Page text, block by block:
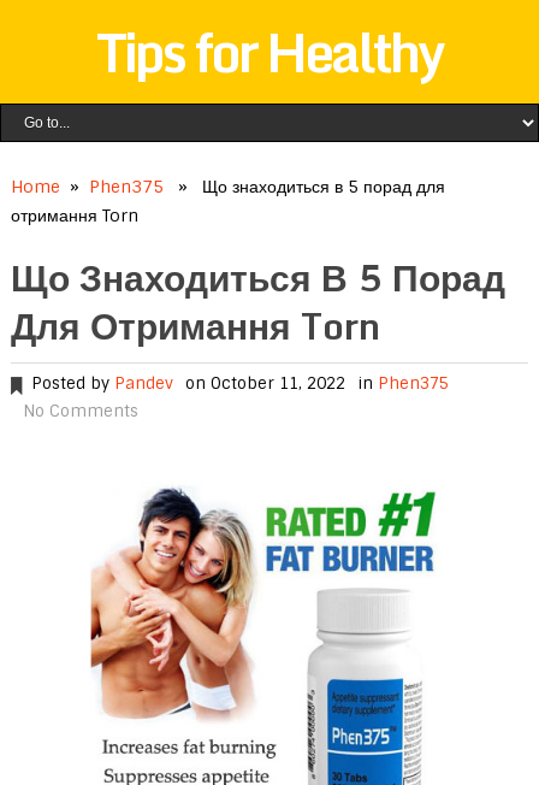
Tips for Healthy
Home » Phen375 » Що знаходиться в 5 порад для
отримання Torn
Що Знаходиться В 5 Порад
Для Отримання Torn
Posted by Pandev on October 11, 2022 in Phen375
No Comments